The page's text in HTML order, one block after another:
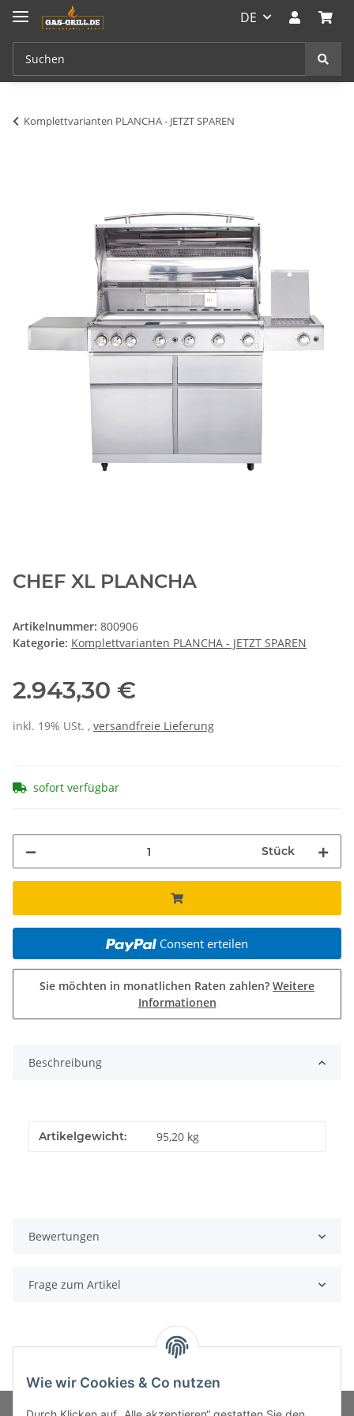
DE
Komplettvarianten PLANCHA - JETZT SPAREN
CHEF XL PLANCHA
Artikelnummer: 800906
Kategorie: Komplettvarianten PLANCHA - JETZT SPAREN
2.943,30 €
inkl. 19% USt. , versandfreie Lieferung
sofort verfügbar
Stück
Consent erteilen
Sie möchten in monatlichen Raten zahlen? Weitere
Informationen
Beschreibung
Artikelgewicht: 95,20 kg
Bewertungen
Frage zum Artikel
Wie wir Cookies & Co nutzen